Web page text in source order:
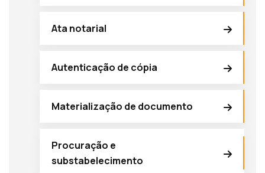
Ata notarial
Autenticação de cópia
Materialização de documento
Procuração e
substabelecimento